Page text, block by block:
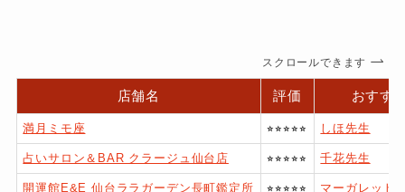
スクロールできます
店舗名 評価 おすす
満月ミモ座 ⭐︎⭐︎⭐︎⭐︎⭐︎ しほ先生
占いサロン＆BAR クラージュ仙台店 ⭐︎⭐︎⭐︎⭐︎⭐︎ 千花先生
開運館E&E 仙台ララガーデン長町鑑定所 ⭐︎⭐︎⭐︎⭐︎⭐︎ マーガレット